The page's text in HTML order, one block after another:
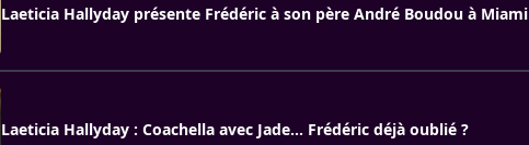
Laeticia Hallyday présente Frédéric à son père André Boudou à Miami
Laeticia Hallyday : Coachella avec Jade... Frédéric déjà oublié ?